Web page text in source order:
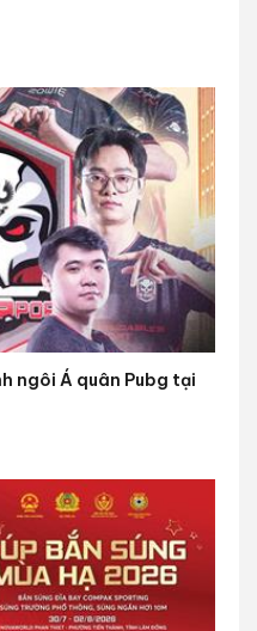
ngôi Á quân Pubg tại